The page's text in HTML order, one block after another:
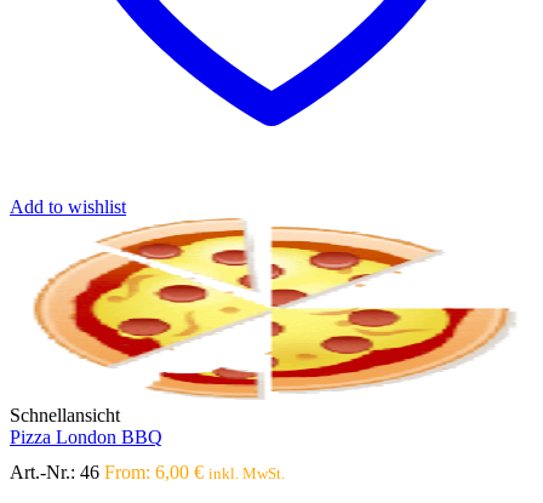
Add to wishlist
Schnellansicht
Pizza London BBQ
Art.-Nr.: 46 From: 6,00 € inkl. MwSt.